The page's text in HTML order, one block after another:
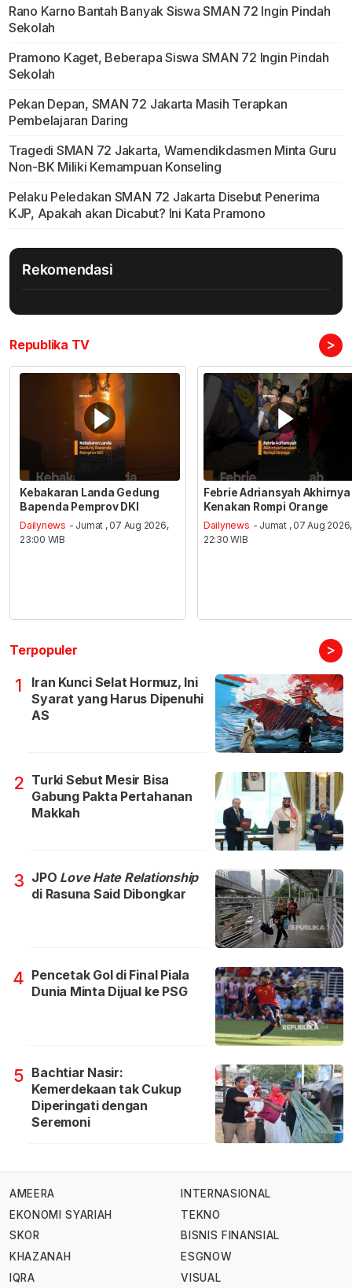
Rano Karno Bantah Banyak Siswa SMAN 72 Ingin Pindah
Sekolah
Pramono Kaget, Beberapa Siswa SMAN 72 Ingin Pindah
Sekolah
Pekan Depan, SMAN 72 Jakarta Masih Terapkan
Pembelajaran Daring
Tragedi SMAN 72 Jakarta, Wamendikdasmen Minta Guru
Non-BK Miliki Kemampuan Konseling
Pelaku Peledakan SMAN 72 Jakarta Disebut Penerima
KJP, Apakah akan Dicabut? Ini Kata Pramono
Rekomendasi
Republika TV >
Kebakaran Landa Gedung
Bapenda Pemprov DKI
Dailynews - Jumat , 07 Aug 2026,
23:00 WIB
Febrie Adriansyah Akhirnya
Kenakan Rompi Orange
Dailynews - Jumat , 07 Aug 2026,
22:30 WIB
Terpopuler >
1
Iran Kunci Selat Hormuz, Ini
Syarat yang Harus Dipenuhi
AS
2 Turki Sebut Mesir Bisa
Gabung Pakta Pertahanan
Makkah
3 JPO Love Hate Relationship
di Rasuna Said Dibongkar
4 Pencetak Gol di Final Piala
Dunia Minta Dijual ke PSG
5 Bachtiar Nasir:
Kemerdekaan tak Cukup
Diperingati dengan
Seremoni
AMEERA
EKONOMI SYARIAH
SKOR
KHAZANAH
IQRA
INTERNASIONAL
TEKNO
BISNIS FINANSIAL
ESGNOW
VISUAL